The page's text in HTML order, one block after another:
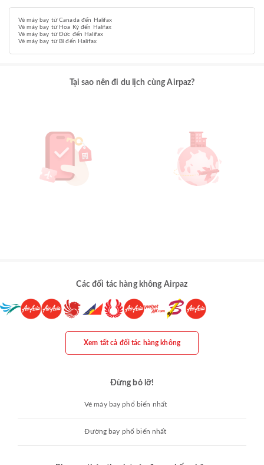
Vé máy bay từ Canada đến Halifax
Vé máy bay từ Hoa Kỳ đến Halifax
Vé máy bay từ Đức đến Halifax
Vé máy bay từ Bỉ đến Halifax
Tại sao nên đi du lịch cùng Airpaz?
Các đối tác hàng không Airpaz
Xem tất cả đối tác hàng không
Đừng bỏ lỡ!
Vé máy bay phổ biến nhất
Đường bay phổ biến nhất